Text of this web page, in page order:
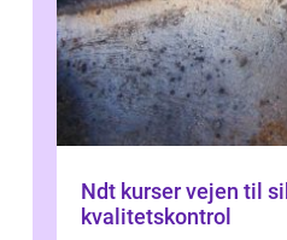
Ndt kurser vejen til sikker og pålidelig
kvalitetskontrol